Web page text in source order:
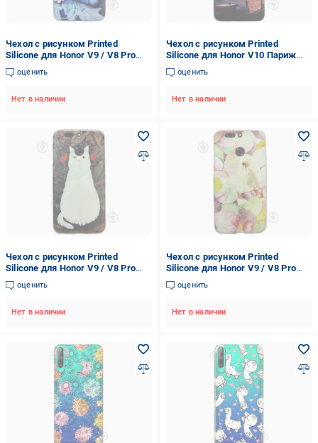
Чехол с рисунком Printed
Silicone для Honor V9 / V8 Pro
Бабочка (hub_yvTh25395)
оценить
Нет в наличии
Чехол с рисунком Printed
Silicone для Honor V10 Париж
(hub_RxER91716)
оценить
Нет в наличии
Чехол с рисунком Printed
Silicone для Honor V9 / V8 Pro
Кошка (hub_JlWj70066)
оценить
Нет в наличии
Чехол с рисунком Printed
Silicone для Honor V9 / V8 Pro
Листья (hub_yOpK82243)
оценить
Нет в наличии